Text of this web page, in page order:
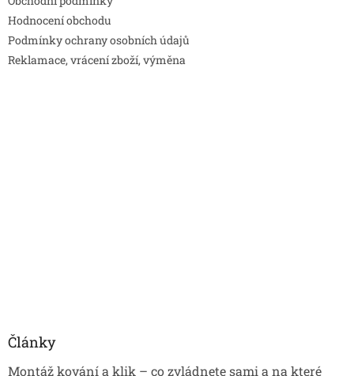
Hodnocení obchodu
Podmínky ochrany osobních údajů
Reklamace, vrácení zboží, výměna
Články
Montáž kování a klik – co zvládnete sami a na které